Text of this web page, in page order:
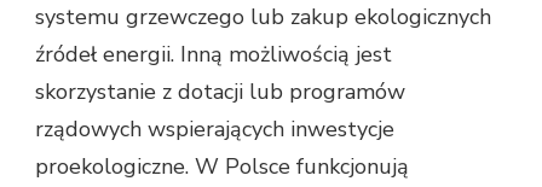
systemu grzewczego lub zakup ekologicznych
źródeł energii. Inną możliwością jest
skorzystanie z dotacji lub programów
rządowych wspierających inwestycje
proekologiczne. W Polsce funkcjonują